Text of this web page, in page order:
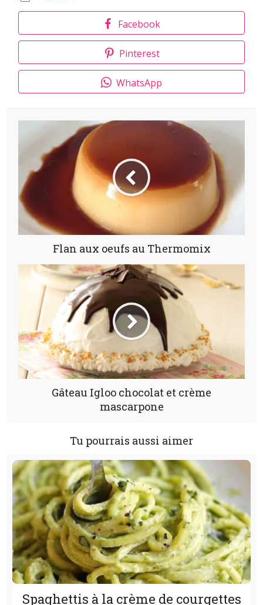
Facebook
Pinterest
WhatsApp
Flan aux oeufs au Thermomix
Gâteau Igloo chocolat et crème
mascarpone
Tu pourrais aussi aimer
Spaghettis à la crème de courgettes